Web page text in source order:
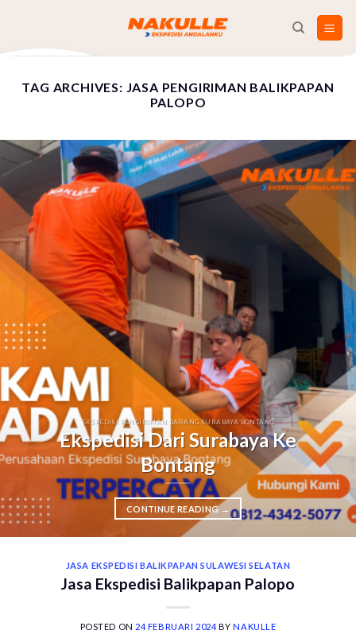
content
TAG ARCHIVES: JASA PENGIRIMAN BALIKPAPAN
PALOPO
EKSPEDISI PENGIRIMAN BARANG SURABAYA BONTANG
Ekspedisi Dari Surabaya Ke
Bontang
CONTINUE READING →
JASA EKSPEDISI BALIKPAPAN SULAWESI SELATAN
Jasa Ekspedisi Balikpapan Palopo
POSTED ON 24 FEBRUARI 2024BYNAKULLE